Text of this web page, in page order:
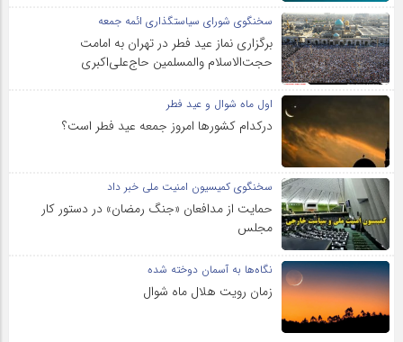
سخنگوی شورای سیاستگذاری ائمه جمعه
برگزاری نماز عید فطر در تهران به امامت
حجت‌الاسلام والمسلمین حاج‌علی‌اکبری
اول ماه شوال و عید فطر
درکدام کشورها امروز جمعه عید فطر است؟
سخنگوی کمیسیون امنیت ملی خبر داد
حمایت از مدافعان «جنگ رمضان» در دستور کار
مجلس
نگاه‌ها به آسمان دوخته شده
زمان رویت هلال ماه شوال